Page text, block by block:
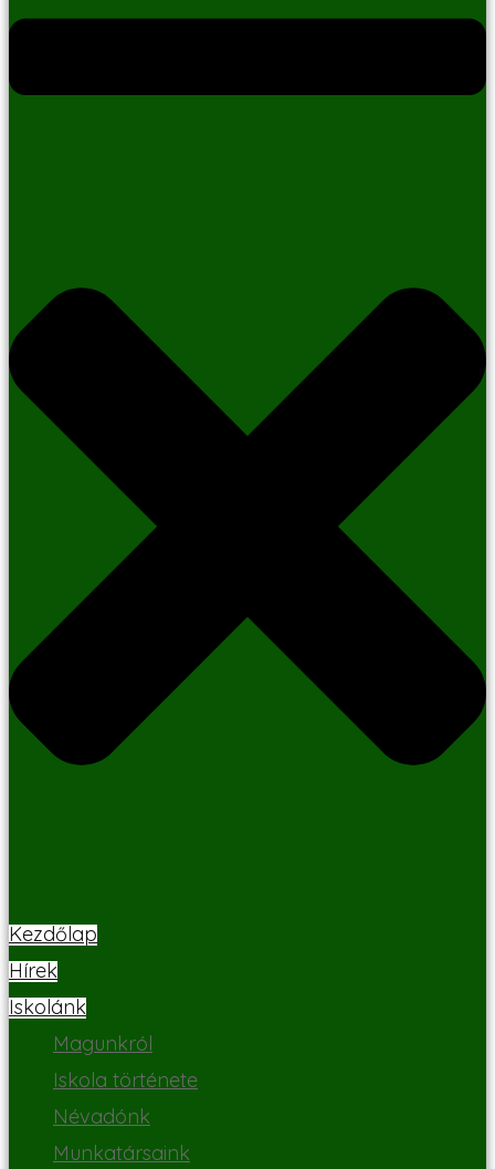
Kezdőlap
Hírek
Iskolánk
Magunkról
Iskola története
Névadónk
Munkatársaink